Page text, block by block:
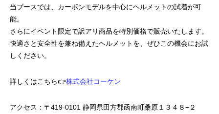
当ブースでは、カーボンモデルを中心にヘルメットの試着が可
能。
さらにイベント限定で訳アリ商品を特別価格で販売いたします。
快適さと安全性を兼ね備えたヘルメットを、ぜひこの機会にお試
しください。
詳しくはこちら👉株式会社コーケン
アクセス：〒419-0101 静岡県田方郡函南町桑原１３４８−２